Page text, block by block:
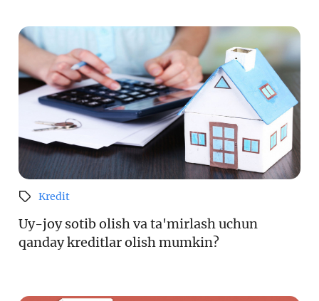
Kredit
Uy-joy sotib olish va ta'mirlash uchun
qanday kreditlar olish mumkin?